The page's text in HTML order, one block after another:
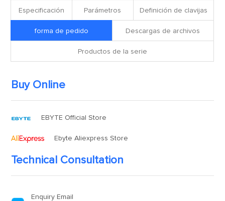
Especificación Parámetros Definición de clavijas
forma de pedido Descargas de archivos
Productos de la serie
Buy Online
EBYTE Official Store
Ebyte Aliexpress Store
Technical Consultation
Enquiry Email